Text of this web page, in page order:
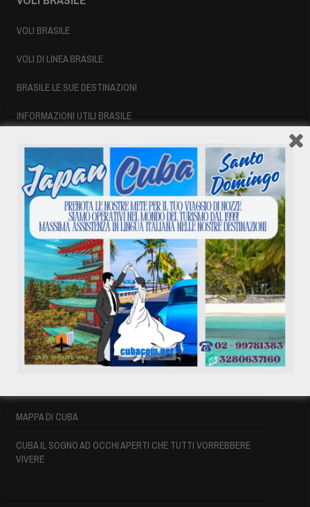
VOLI BRASILE
VOLI DI LINEA BRASILE
BRASILE LE SUE DESTINAZIONI
INFORMAZIONI UTILI BRASILE
SIGLE AEROPORTUALI
VOLI CUBA
VOLI CUBA
VOLI CUBA LAST MINUTE
VOLI DI LINEA CUBA
AFFITTO CASE A PLAYA DEL ESTE
ASSICURAZIONE E VISTO CUBA
MAPPA DI CUBA
CUBA IL SOGNO AD OCCHI APERTI CHE TUTTI VORREBBERE
VIVERE